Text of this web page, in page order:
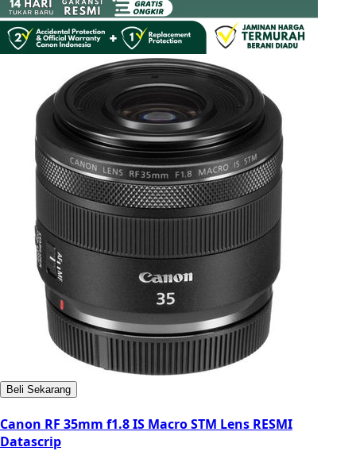
Beli Sekarang
Canon RF 35mm f1.8 IS Macro STM Lens RESMI
Datascrip